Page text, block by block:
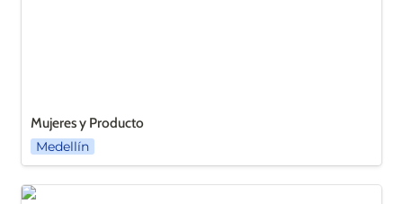
Mujeres y Producto
Medellín
Pioneras Dev